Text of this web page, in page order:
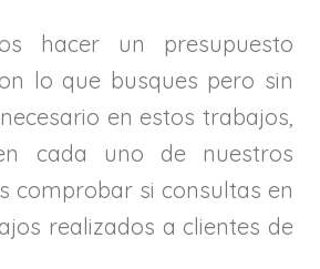
hacer un presupuesto
lo que busques pero sin
en estos trabajos,
cada uno de nuestros
comprobar si consultas en
realizados a clientes de